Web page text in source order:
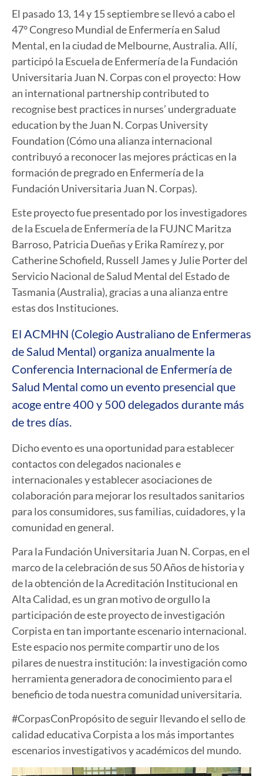
El pasado 13, 14 y 15 septiembre se llevó a cabo el
47° Congreso Mundial de Enfermería en Salud
Mental, en la ciudad de Melbourne, Australia. Allí,
participó la Escuela de Enfermería de la Fundación
Universitaria Juan N. Corpas con el proyecto: How
an international partnership contributed to
recognise best practices in nurses’ undergraduate
education by the Juan N. Corpas University
Foundation (Cómo una alianza internacional
contribuyó a reconocer las mejores prácticas en la
formación de pregrado en Enfermería de la
Fundación Universitaria Juan N. Corpas).
Este proyecto fue presentado por los investigadores
de la Escuela de Enfermería de la FUJNC Maritza
Barroso, Patricia Dueñas y Erika Ramírez y, por
Catherine Schofield, Russell James y Julie Porter del
Servicio Nacional de Salud Mental del Estado de
Tasmania (Australia), gracias a una alianza entre
estas dos Instituciones.
El ACMHN (Colegio Australiano de Enfermeras
de Salud Mental) organiza anualmente la
Conferencia Internacional de Enfermería de
Salud Mental como un evento presencial que
acoge entre 400 y 500 delegados durante más
de tres días.
Dicho evento es una oportunidad para establecer
contactos con delegados nacionales e
internacionales y establecer asociaciones de
colaboración para mejorar los resultados sanitarios
para los consumidores, sus familias, cuidadores, y la
comunidad en general.
Para la Fundación Universitaria Juan N. Corpas, en el
marco de la celebración de sus 50 Años de historia y
de la obtención de la Acreditación Institucional en
Alta Calidad, es un gran motivo de orgullo la
participación de este proyecto de investigación
Corpista en tan importante escenario internacional.
Este espacio nos permite compartir uno de los
pilares de nuestra institución: la investigación como
herramienta generadora de conocimiento para el
beneficio de toda nuestra comunidad universitaria.
#CorpasConPropósito de seguir llevando el sello de
calidad educativa Corpista a los más importantes
escenarios investigativos y académicos del mundo.